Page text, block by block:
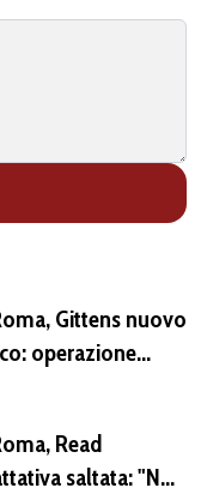
Gittens nuovo
operazione
Read
saltata: "Non